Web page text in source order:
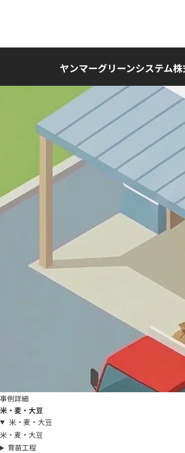
事例詳細
米・麦・大豆
米・麦・大豆
米・麦・大豆
育苗工程